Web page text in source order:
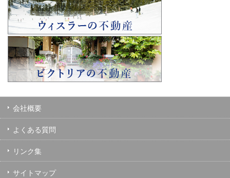
会社概要
よくある質問
リンク集
サイトマップ